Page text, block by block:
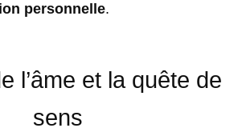
personnelle.
l’âme et la quête de
sens